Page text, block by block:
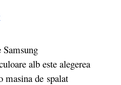
alb este alegerea
masina de spalat